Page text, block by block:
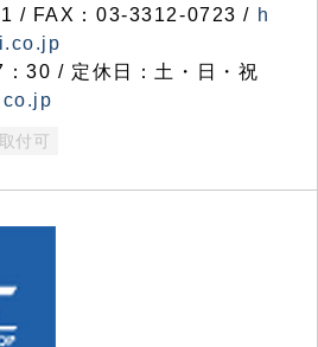
/ FAX：03-3312-0723 / h
30 / 定休日：土・日・祝
付可